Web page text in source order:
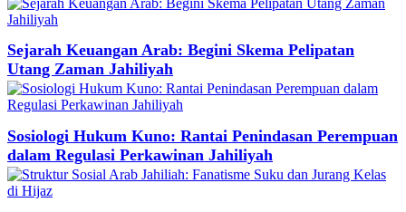
Sejarah Keuangan Arab: Begini Skema Pelipatan
Utang Zaman Jahiliyah
Sosiologi Hukum Kuno: Rantai Penindasan Perempuan
dalam Regulasi Perkawinan Jahiliyah